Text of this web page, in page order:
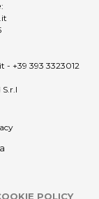
:
- +39 393 3323012
POLICY